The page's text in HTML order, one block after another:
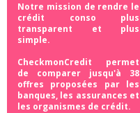
Notre mission de rendre le
crédit conso plus
transparent et plus
simple.
CheckmonCredit permet
de comparer jusqu'à 38
offres proposées par les
banques, les assurances et
les organismes de crédit.